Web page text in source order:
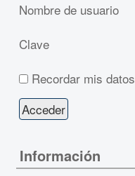
Nombre de usuario
Clave
Recordar mis datos
Información